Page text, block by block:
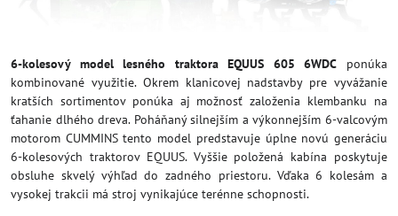
6-kolesový model lesného traktora EQUUS 605 6WDC ponúka
kombinované využitie. Okrem klanicovej nadstavby pre vyvážanie
kratších sortimentov ponúka aj možnosť založenia klembanku na
ťahanie dlhého dreva. Poháňaný silnejším a výkonnejším 6-valcovým
motorom CUMMINS tento model predstavuje úplne novú generáciu
6-kolesových traktorov EQUUS. Vyššie položená kabína poskytuje
obsluhe skvelý výhľad do zadného priestoru. Vďaka 6 kolesám a
vysokej trakcii má stroj vynikajúce terénne schopnosti.